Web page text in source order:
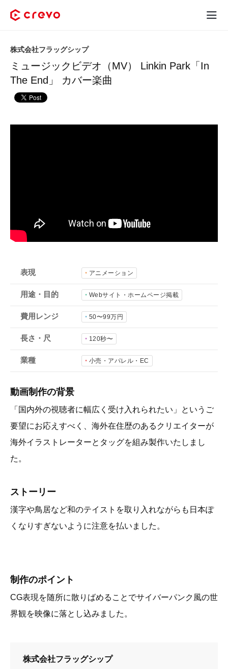
採用コンテンツ制作
サービス
制作実績
会社概要
- 動画に関するご相談はこちら -
お問合わせ・無料見積もり
資料ダウンロード
ミュージックビデオ（MV） Linkin Park「In
The End」 カバー楽曲
株式会社フラッグシップ
表現 アニメーション
用途・目的 Webサイト・ホームページ掲載
費用レンジ 50〜99万円
長さ・尺 120秒〜
業種 小売・アパレル・EC
動画制作の背景
「国内外の視聴者に幅広く受け入れられたい」というご
要望にお応えすべく、海外在住歴のあるクリエイターが
海外イラストレーターとタッグを組み製作いたしまし
た。
ストーリー
漢字や鳥居など和のテイストを取り入れながらも日本ぽ
くなりすぎないように注意を払いました。
制作のポイント
CG表現を随所に散りばめることでサイバーパンク風の世
界観を映像に落とし込みました。
株式会社フラッグシップ